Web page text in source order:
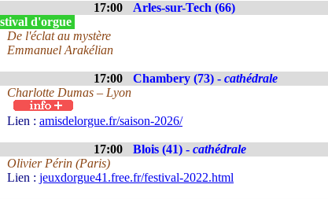
17:00 Arles-sur-Tech (66)
d'orgue
De l'éclat au mystère
Emmanuel Arakélian
17:00 Chambery (73) - cathédrale
Charlotte Dumas – Lyon
Lien : amisdelorgue.fr/saison-2026/
17:00 Blois (41) - cathédrale
Olivier Périn (Paris)
Lien : jeuxdorgue41.free.fr/festival-2022.html